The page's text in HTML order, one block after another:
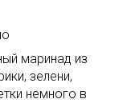
маринад из
зелени,
немного в